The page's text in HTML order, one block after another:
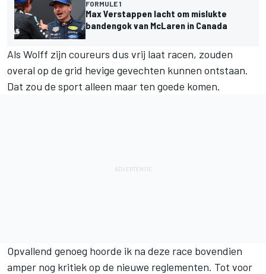
FORMULE 1
Max Verstappen lacht om mislukte
bandengok van McLaren in Canada
Als Wolff zijn coureurs dus vrij laat racen, zouden
overal op de grid hevige gevechten kunnen ontstaan.
Dat zou de sport alleen maar ten goede komen.
Opvallend genoeg hoorde ik na deze race bovendien
amper nog kritiek op de nieuwe reglementen. Tot voor